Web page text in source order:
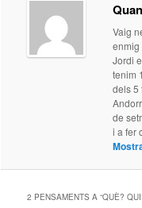
Vaig
enmig
Jordi
tenim
dels 5
de
i a fer
2 PENSAMENTS A “QUÈ?